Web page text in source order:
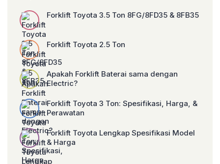
Forklift Toyota 3.5 Ton 8FG/8FD35 & 8FB35
Forklift Toyota 2.5 Ton
Apakah Forklift Baterai sama dengan
Electric?
Forklift Toyota 3 Ton: Spesifikasi, Harga, &
Perawatan
Forklift Toyota Lengkap Spesifikasi Model
& Harga